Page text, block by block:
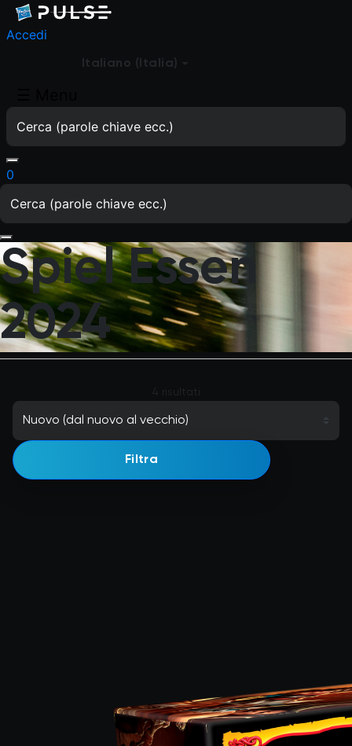
Accedi
Italiano (Italia)
0
Spiel Essen
2024
4 risultati
Filtra